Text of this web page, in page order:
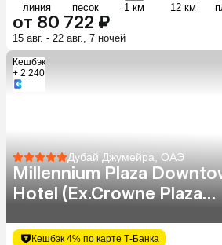
линия песок 1 км 12 км
от 80 722 ₽
15 авг. - 22 авг., 7 ночей
Кешбэк
+ 2 240
Дубай Джумейра, ОАЭ
Millennium Plaza
Hotel (Ex.Crowne Plaza
Кешбэк 4% по карте Т-Банка